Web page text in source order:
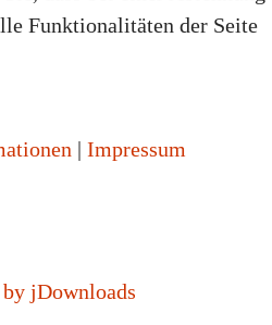
jDownloads
Funktionalitäten der Seite
| Impressum